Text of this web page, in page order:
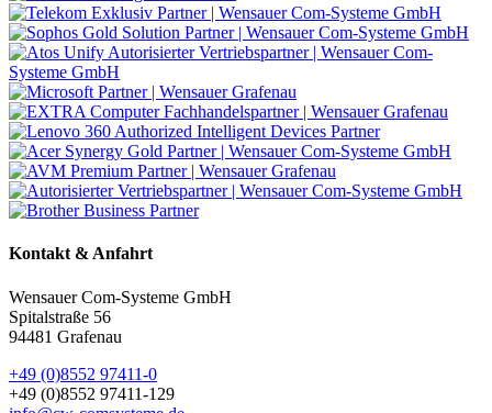
Kontakt & Anfahrt
Wensauer Com-Systeme GmbH
Spitalstraße 56
94481 Grafenau
+49 (0)8552 97411-0
+49 (0)8552 97411-129